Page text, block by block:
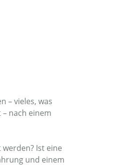
– vieles, was
nach einem
Ist eine
und einem